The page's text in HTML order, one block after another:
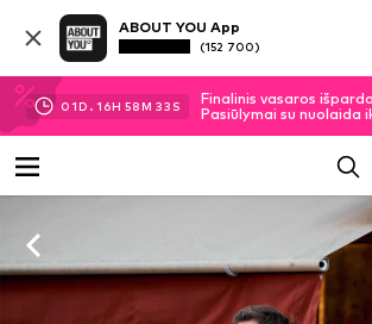
ABOUT YOU App
(152 700)
01D. 16H 58M 32 S
Finalinis vasaros
Pasiūlymai su nuolaida